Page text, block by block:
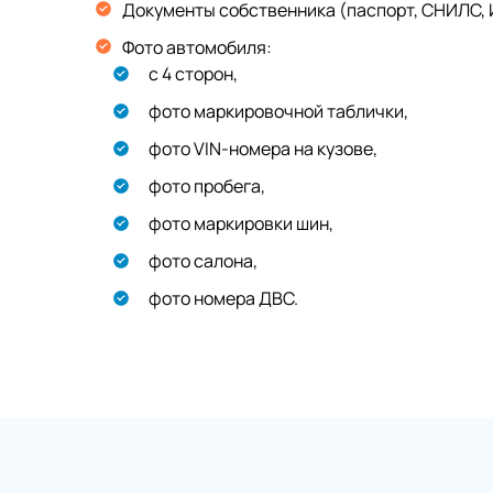
Документы собственника (паспорт,
Фото автомобиля:
с 4 сторон,
фото маркировочной таблички,
фото VIN-номера на кузове,
фото пробега,
фото маркировки шин,
фото салона,
фото номера ДВС.